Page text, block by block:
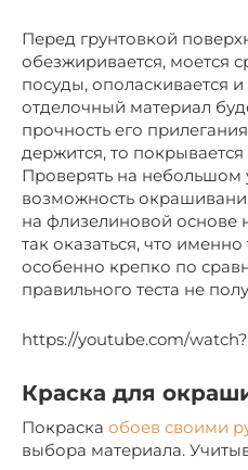
Перед грунтовкой
обезжиривается, моется
посуды, ополаскивается
отделочный материал
прочность его
держится, то
Проверять на небольшом
возможность
на флизелиновой основе
так оказаться, что
особенно крепко по
правильного теста не
https://youtube.com/
Краска для
Покраска обоев своими
выбора материала.